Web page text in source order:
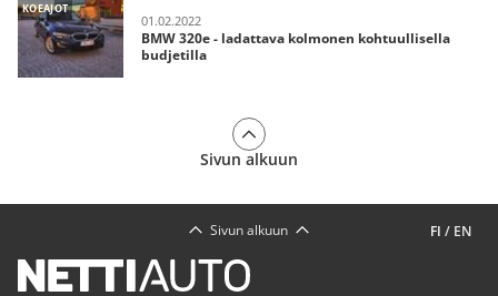
KOEAJOT
01.02.2022
BMW 320e - ladattava kolmonen kohtuullisella
budjetilla
Sivun alkuun
FI / EN
Sivun alkuun